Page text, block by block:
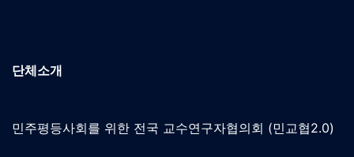
단체소개
민주평등사회를 위한 전국 교수연구자협의회 (민교협2.0)